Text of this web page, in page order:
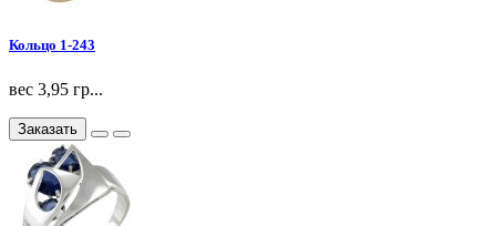
Кольцо 1-243
вес 3,95 гр...
Заказать